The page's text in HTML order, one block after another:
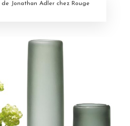
Jonathan Adler chez Rouge